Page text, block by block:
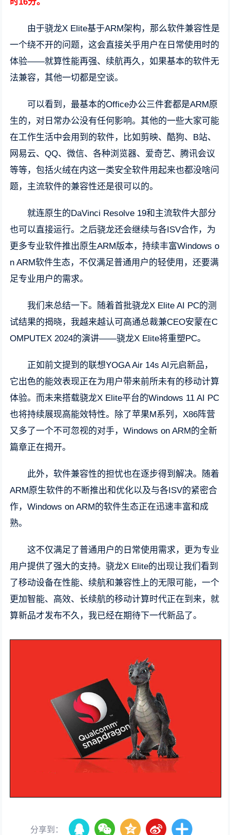
由于骁龙X Elite基于ARM架构，那么软件兼容性是
一个绕不开的问题，这会直接关乎用户在日常使用时的
体验——就算性能再强、续航再久，如果基本的软件无
法兼容，其他一切都是空谈。
可以看到，最基本的Office办公三件套都是ARM原
生的，对日常办公没有任何影响。其他的一些大家可能
在工作生活中会用到的软件，比如剪映、酷狗、B站、
网易云、QQ、微信、各种浏览器、爱奇艺、腾讯会议
等等，包括火绒在内这一类安全软件用起来也都没啥问
题，主流软件的兼容性还是很可以的。
就连原生的DaVinci Resolve 19和主流软件大部分
也可以直接运行。之后骁龙还会继续与各ISV合作，为
更多专业软件推出原生ARM版本，持续丰富Windows o
n ARM软件生态，不仅满足普通用户的轻使用，还要满
足专业用户的需求。
我们来总结一下。随着首批骁龙X Elite AI PC的测
试结果的揭晓，我越来越认可高通总裁兼CEO安蒙在C
OMPUTEX 2024的演讲——骁龙X Elite将重塑PC。
正如前文提到的联想YOGA Air 14s AI元启新品，
它出色的能效表现正在为用户带来前所未有的移动计算
体验。而未来搭载骁龙X Elite平台的Windows 11 AI PC
也将持续展现高能效特性。除了苹果M系列，X86阵营
又多了一个不可忽视的对手，Windows on ARM的全新
篇章正在揭开。
此外，软件兼容性的担忧也在逐步得到解决。随着
ARM原生软件的不断推出和优化以及与各ISV的紧密合
作，Windows on ARM的软件生态正在迅速丰富和成
熟。
这不仅满足了普通用户的日常使用需求，更为专业
用户提供了强大的支持。骁龙X Elite的出现让我们看到
了移动设备在性能、续航和兼容性上的无限可能，一个
更加智能、高效、长续航的移动计算时代正在到来，就
算新品才发布不久，我已经在期待下一代新品了。
分享到：